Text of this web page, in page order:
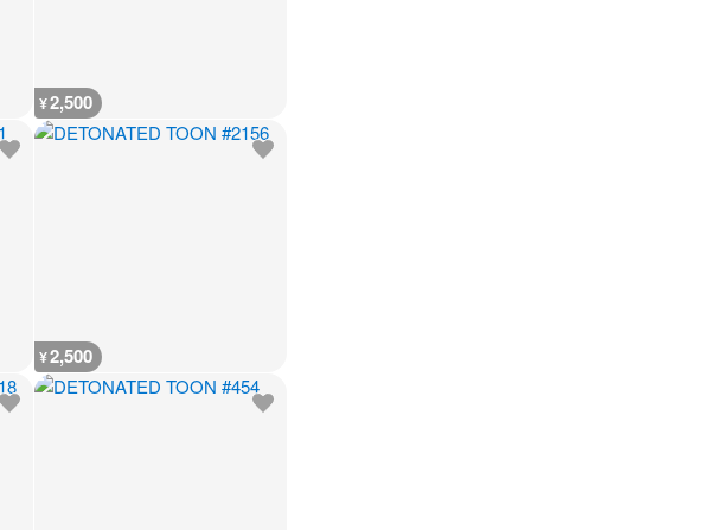
¥2,500
¥2,500